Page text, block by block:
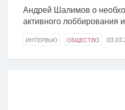
Андрей Шалимов о
активного лоббирования
ИНТЕРВЬЮ ОБЩЕСТВО